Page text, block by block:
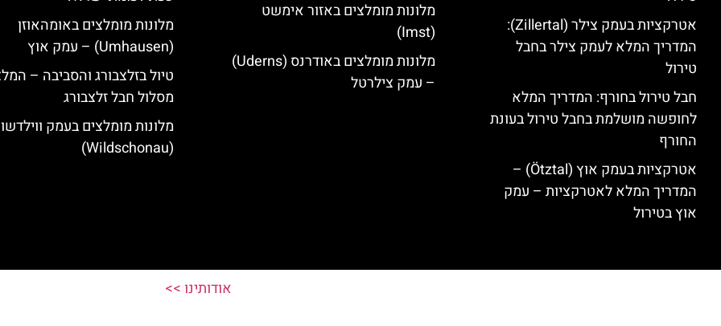
אטרקציות בעמק צילר (Zillertal):
המדריך המלא לעמק צילר בחבל
טירול
חבל טירול בחורף: המדריך המלא
לחופשה מושלמת בחבל טירול בעונת
החורף
אטרקציות בעמק אוץ (Ötztal) –
המדריך המלא לאטרקציות – עמק
אוץ בטירול
מלונות מומלצים באזור אימשט
(Imst)
מלונות מומלצים באודרנס (Uderns)
– עמק צילרטל
מלונות מומלצים באומהאוזן
(Umhausen) – עמק אוץ
טיול בזלצבורג והסביבה –
מסלול חבל זלצבורג
מלונות מומלצים בעמק
(Wildschonau)
אודותינו >>